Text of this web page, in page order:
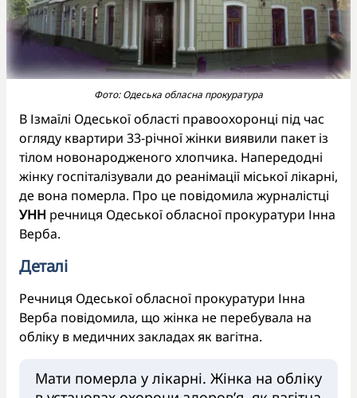
Фото: Одеська обласна прокуратура
В Ізмаїлі Одеської області правоохоронці під час
огляду квартири 33-річної жінки виявили пакет із
тілом новонародженого хлопчика. Напередодні
жінку госпіталізували до реанімації міської лікарні,
де вона померла. Про це повідомила журналістці
УНН речниця Одеської обласної прокуратури Інна
Верба.
Деталі
Речниця Одеської обласної прокуратури Інна
Верба повідомила, що жінка не перебувала на
обліку в медичних закладах як вагітна.
Мати померла у лікарні. Жінка на обліку